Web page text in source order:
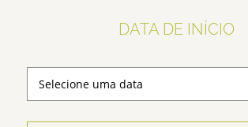
DATA DE INÍCIO